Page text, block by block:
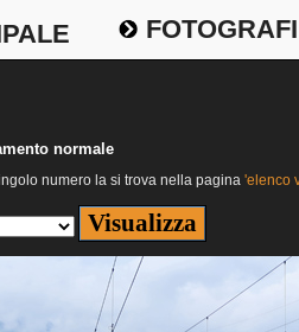
normale
numero la si trova nella pagina 'elenco